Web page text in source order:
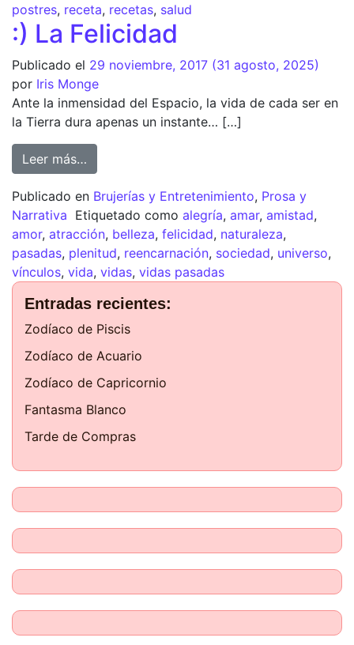
postres, receta, recetas, salud
:) La Felicidad
Publicado el 29 noviembre, 2017 (31 agosto, 2025)
por Iris Monge
Ante la inmensidad del Espacio, la vida de cada ser en
la Tierra dura apenas un instante… […]
Leer más…
Publicado en Brujerías y Entretenimiento, Prosa y
Narrativa Etiquetado como alegría, amar, amistad,
amor, atracción, belleza, felicidad, naturaleza,
pasadas, plenitud, reencarnación, sociedad, universo,
vínculos, vida, vidas, vidas pasadas
Entradas recientes:
Zodíaco de Piscis
Zodíaco de Acuario
Zodíaco de Capricornio
Fantasma Blanco
Tarde de Compras